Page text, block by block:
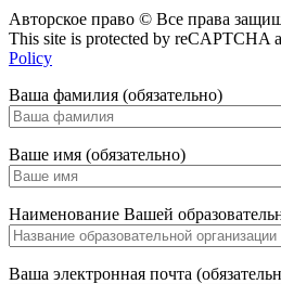
Авторское право © Все права
This site is protected by reCAPTCHA
Policy
Ваша фамилия (обязательно)
Ваше имя (обязательно)
Наименование Вашей
Ваша электронная почта